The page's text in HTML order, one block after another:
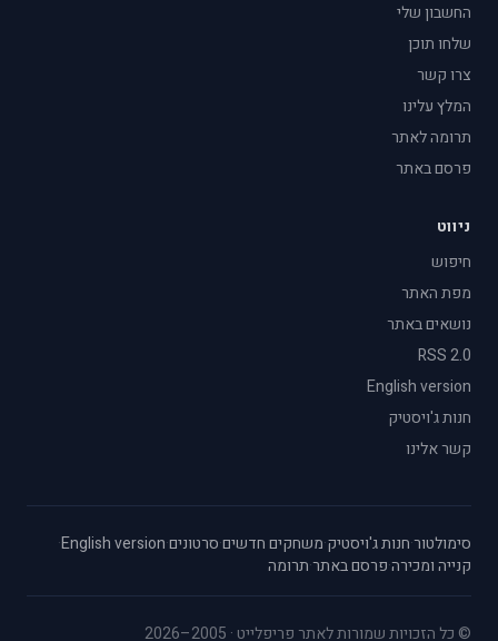
החשבון שלי
שלחו תוכן
צרו קשר
המלץ עלינו
תרומה לאתר
פרסם באתר
ניווט
חיפוש
מפת האתר
נושאים באתר
RSS 2.0
English version
חנות ג'ויסטיק
קשר אלינו
סימולטור·חנות ג'ויסטיק·משחקים חדשים·סרטונים·
English version
·
קנייה ומכירה·פרסם באתר·תרומה
© כל הזכויות שמורות לאתר פריפלייט · 2005–2026